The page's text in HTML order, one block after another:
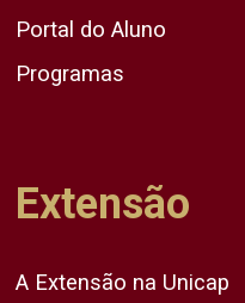
Portal do Aluno
Programas
Extensão
A Extensão na Unicap